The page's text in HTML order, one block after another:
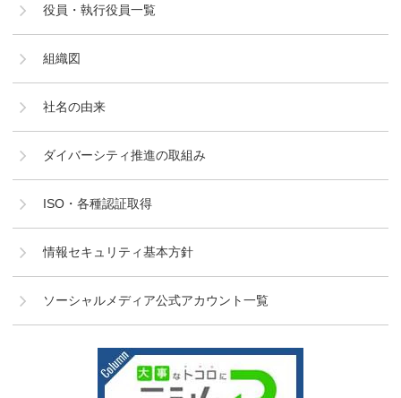
役員・執行役員一覧
組織図
社名の由来
ダイバーシティ推進の取組み
ISO・各種認証取得
情報セキュリティ基本方針
ソーシャルメディア公式アカウント一覧